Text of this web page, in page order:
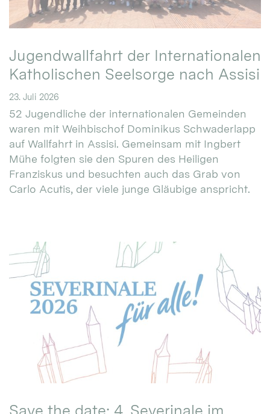
Jugendwallfahrt der Internationalen
Katholischen Seelsorge nach Assisi
23. Juli 2026
52 Jugendliche der internationalen Gemeinden
waren mit Weihbischof Dominikus Schwaderlapp
auf Wallfahrt in Assisi. Gemeinsam mit Ingbert
Mühe folgten sie den Spuren des Heiligen
Franziskus und besuchten auch das Grab von
Carlo Acutis, der viele junge Gläubige anspricht.
Save the date: 4. Severinale im